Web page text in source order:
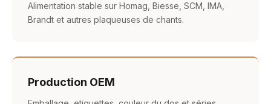
Alimentation stable sur Homag, Biesse, SCM, IMA,
Brandt et autres plaqueuses de chants.
Production OEM